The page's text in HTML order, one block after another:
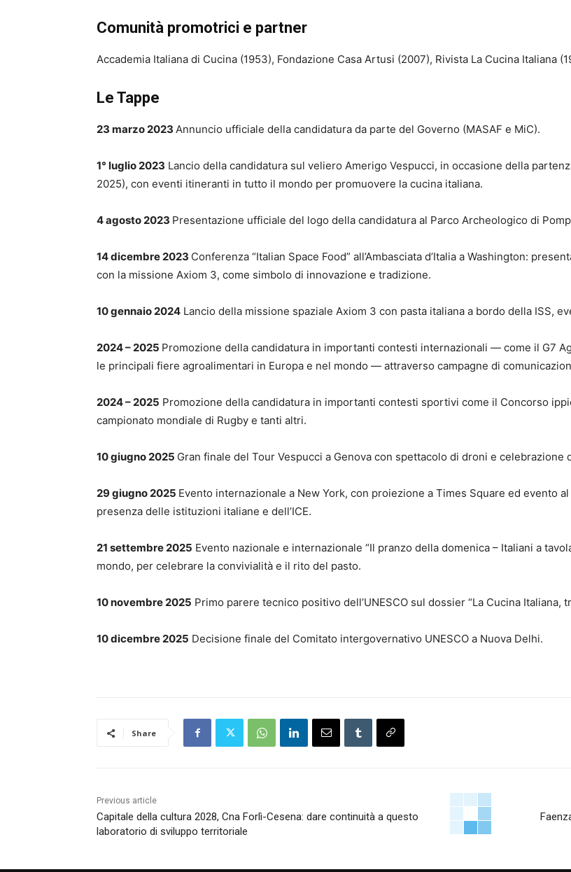
Comunità promotrici e partner
Accademia Italiana di Cucina (1953), Fondazione Casa Artusi (2007), Rivista La Cucina Italiana
Le Tappe
23 marzo 2023 Annuncio ufficiale della candidatura da parte del Governo (MASAF e MiC).
1° luglio 2023 Lancio della candidatura sul veliero Amerigo Vespucci, in occasione della
2025), con eventi itineranti in tutto il mondo per promuovere la cucina italiana.
4 agosto 2023 Presentazione ufficiale del logo della candidatura al Parco Archeologico di
14 dicembre 2023 Conferenza “Italian Space Food” all’Ambasciata d’Italia a Washington:
con la missione Axiom 3, come simbolo di innovazione e tradizione.
10 gennaio 2024 Lancio della missione spaziale Axiom 3 con pasta italiana a bordo della ISS,
2024 – 2025 Promozione della candidatura in importanti contesti internazionali — come il G7
le principali fiere agroalimentari in Europa e nel mondo — attraverso campagne di
2024 – 2025 Promozione della candidatura in importanti contesti sportivi come il Concorso
campionato mondiale di Rugby e tanti altri.
10 giugno 2025 Gran finale del Tour Vespucci a Genova con spettacolo di droni e
29 giugno 2025 Evento internazionale a New York, con proiezione a Times Square ed evento
presenza delle istituzioni italiane e dell’ICE.
21 settembre 2025 Evento nazionale e internazionale “Il pranzo della domenica – Italiani a
mondo, per celebrare la convivialità e il rito del pasto.
10 novembre 2025 Primo parere tecnico positivo dell’UNESCO sul dossier “La Cucina
10 dicembre 2025 Decisione finale del Comitato intergovernativo UNESCO a Nuova Delhi.
Share
Previous article
Capitale della cultura 2028, Cna Forlì-Cesena: dare continuità a questo
laboratorio di sviluppo territoriale